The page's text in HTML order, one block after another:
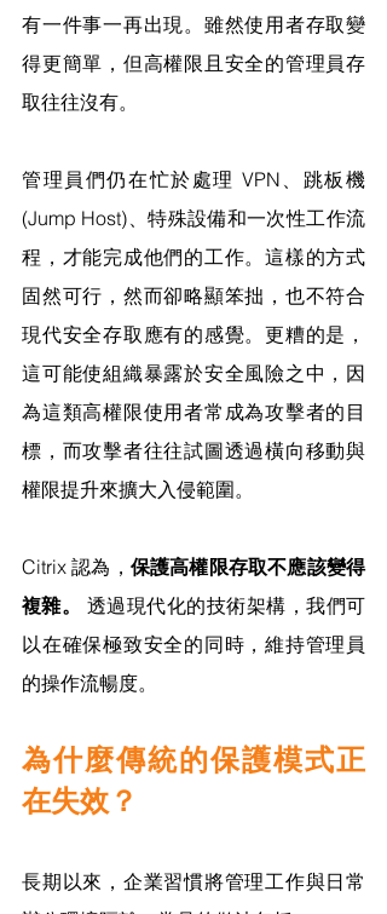
有一件事一再出現。雖然使用者存取變
得更簡單，但高權限且安全的管理員存
取往往沒有。
管理員們仍在忙於處理 VPN、跳板機
(Jump Host)、特殊設備和一次性工作流
程，才能完成他們的工作。這樣的方式
固然可行，然而卻略顯笨拙，也不符合
現代安全存取應有的感覺。更糟的是，
這可能使組織暴露於安全風險之中，因
為這類高權限使用者常成為攻擊者的目
標，而攻擊者往往試圖透過橫向移動與
權限提升來擴大入侵範圍。
Citrix 認為， 保護高權限存取不應該變得
複雜。
透過現代化的技術架構，我們可
以在確保極致安全的同時，維持管理員
的操作流暢度。
為什麼傳統的保護模式正
在失效？
長期以來，企業習慣將管理工作與日常